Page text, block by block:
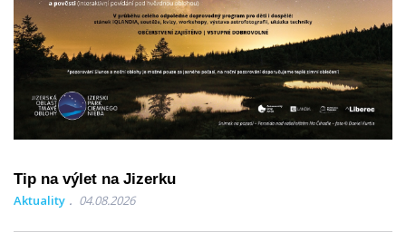
Tip na výlet na Jizerku
Aktuality 04.08.2026